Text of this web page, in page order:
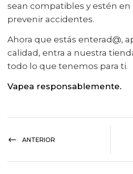
sean compatibles y estén en
prevenir accidentes.
Ahora que estás enterad@,
calidad, entra a nuestra
todo lo que tenemos para ti.
Vapea responsablemente.
ANTERIOR